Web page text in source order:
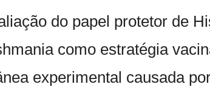
do papel protetor de
como estratégia
experimental causada